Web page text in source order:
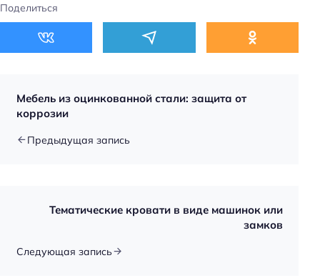
Поделиться
Мебель из оцинкованной стали: защита от
коррозии
Предыдущая запись
Тематические кровати в виде машинок или
замков
Следующая запись